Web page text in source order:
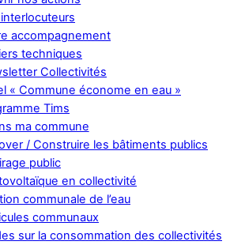
accompagnement
techniques
Collectivités
« Commune économe en eau »
Tims
ma commune
/ Construire les bâtiments publics
public
en collectivité
communale de l’eau
communaux
sur la consommation des collectivités